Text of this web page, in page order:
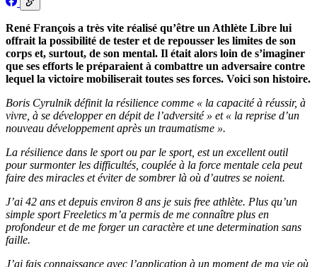
René François a très vite réalisé qu’être un Athlète Libre lui
offrait la possibilité de tester et de repousser les limites de son
corps et, surtout, de son mental. Il était alors loin de s’imaginer
que ses efforts le préparaient à combattre un adversaire contre
lequel la victoire mobiliserait toutes ses forces. Voici son histoire.
Boris Cyrulnik définit la résilience comme « la capacité à réussir, à
vivre, à se développer en dépit de l’adversité » et « la reprise d’un
nouveau développement après un traumatisme ».
La résilience dans le sport ou par le sport, est un excellent outil
pour surmonter les difficultés, couplée à la force mentale cela peut
faire des miracles et éviter de sombrer là où d’autres se noient.
J’ai 42 ans et depuis environ 8 ans je suis free athlète. Plus qu’un
simple sport Freeletics m’a permis de me connaître plus en
profondeur et de me forger un caractère et une determination sans
faille.
J’ai fais connaissance avec l’application à un moment de ma vie où